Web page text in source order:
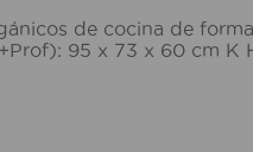
de cocina de forma
95 x 73 x 60 cm K